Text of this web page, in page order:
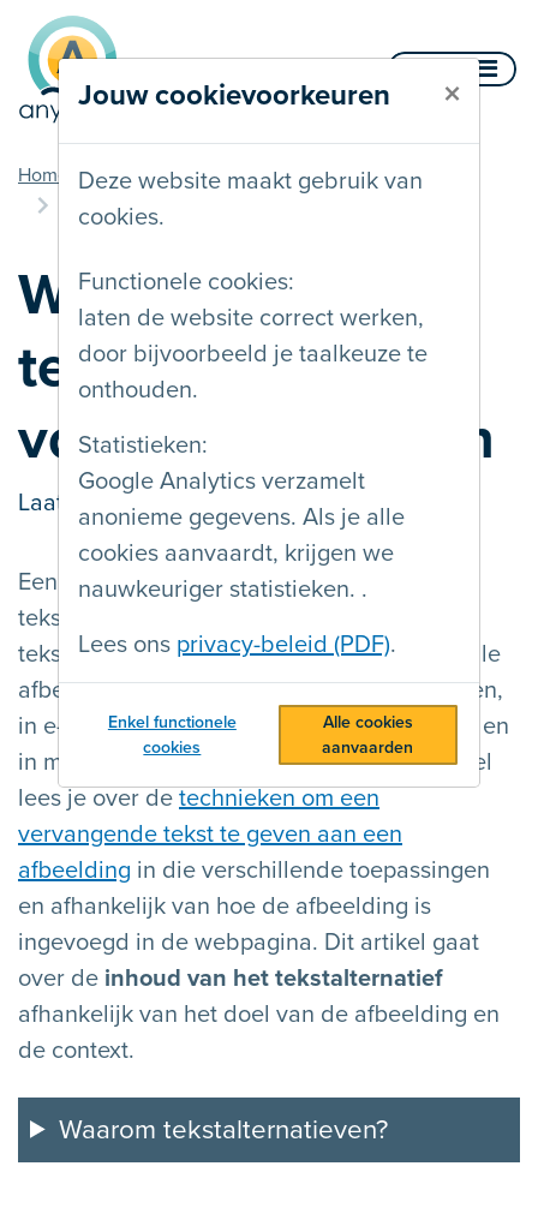
Jouw cookievoorkeuren ×
Deze website maakt gebruik van
cookies.
Functionele cookies:
laten de website correct werken,
door bijvoorbeeld je taalkeuze te
onthouden.
Statistieken:
Google Analytics verzamelt
anonieme gegevens. Als je alle
cookies aanvaardt, krijgen we
nauwkeuriger statistieken. .
Lees ons privacy-beleid (PDF).
Enkel functionele
cookies
Alle cookies
aanvaarden
Naar inhoud
Home Documentatie
Tekstalternatieven
Welk tekstalternatief voor afbeeldingen
Welk
tekstalternatief
voor afbeeldingen
Laatst gewijzigd op 17/05/2020
Een afbeelding is toegankelijk als ze een
tekstalternatief heeft, ook wel vervangende
tekst genoemd. Dit is van toepassing voor alle
afbeeldingen op webpagina's, in documenten,
in e-mails, nieuwsbrieven, op sociale media en
in mobiele toepassingen. In een ander artikel
lees je over de technieken om een
vervangende tekst te geven aan een
afbeelding in die verschillende toepassingen
en afhankelijk van hoe de afbeelding is
ingevoegd in de webpagina. Dit artikel gaat
over de inhoud van het tekstalternatief
afhankelijk van het doel van de afbeelding en
de context.
Waarom tekstalternatieven?